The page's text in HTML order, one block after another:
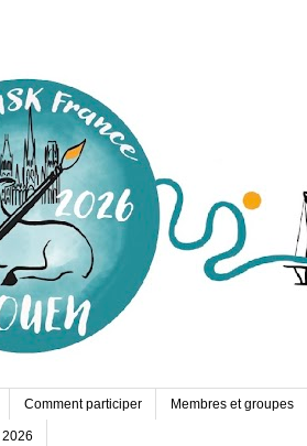
Comment participer Membres et groupes